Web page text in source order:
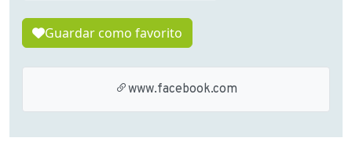
Guardar como favorito
www.facebook.com